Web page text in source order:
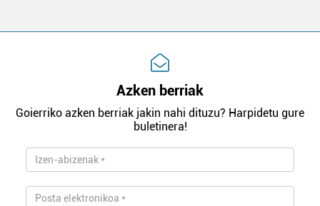
Azken berriak
Goierriko azken berriak jakin nahi dituzu? Harpidetu gure
buletinera!